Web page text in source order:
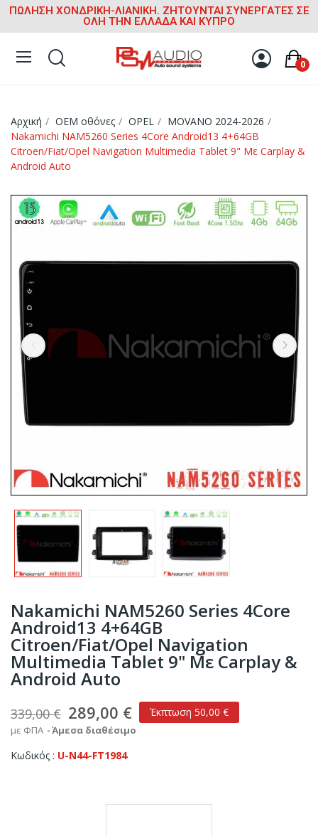
ΠΩΛΗΣΗ ΧΟΝΔΡΙΚΗ-ΛΙΑΝΙΚΗ. ΖΗΤΟΥΝΤΑΙ ΣΥΝΕΡΓΑΤΕΣ ΣΕ
ΟΛΗ ΤΗΝ ΕΛΛΑΔΑ ΚΑΙ ΚΥΠΡΟ
0
Αρχική OEM οθόνες OPEL
MOVANO 2024-2026
Nakamichi NAM5260 Series 4Core Android13 4+64GB
Citroen/Fiat/Opel Navigation Multimedia Tablet 9" Με Carplay &
Android Auto
Nakamichi NAM5260 Series 4Core
Android13 4+64GB
Citroen/Fiat/Opel Navigation
Multimedia Tablet 9" Με Carplay &
Android Auto
339,00 € 289,00 € Έκπτωση 50,00 €
με ΦΠΑ Άμεσα διαθέσιμο
Κωδικός U-N44-FT1984